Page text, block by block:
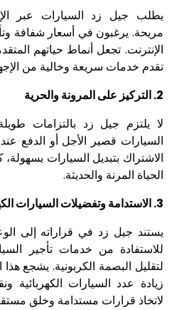
يطلب جيل زد السيارات عبر
مريحة. يرغبون في أسعار شفافة
الإنترنت. تجعل أنماط حياتهم
تقدم خدمات سريعة وخالية من
2. التركيز على المرونة والحرية
لا يلتزم جيل زد بالتزامات
السيارات قصير الأجل أو الدفع
الاشتراك بتبديل السيارات بسهولة،
الحياة المرنة والحديثة.
3. الاستدامة وتفضيلات السيارات الكهربائية
يستند جيل زد في قراراته إلى
للاستفادة من خدمات تأجير
لتقليل البصمة الكربونية. يشجع
زيادة عدد السيارات الكهربائية
لاتخاذ قرارات مستدامة وخلق